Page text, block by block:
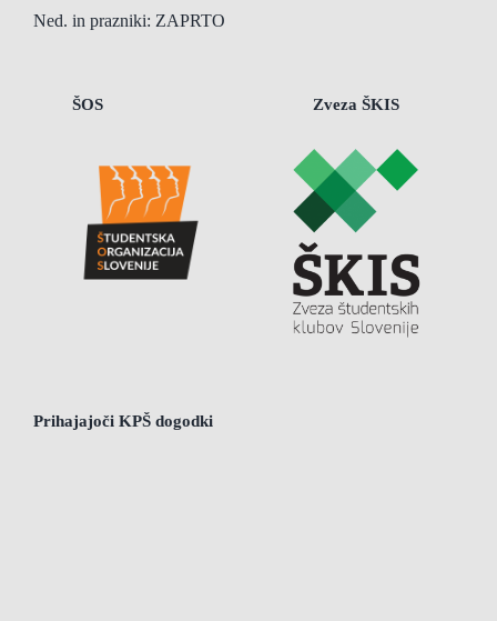
Ned. in prazniki: ZAPRTO
ŠOS Zveza ŠKIS
Prihajajoči KPŠ dogodki